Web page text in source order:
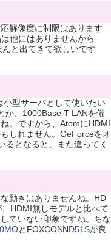
解像度に制限はあります
他にはありませんから
と出てきて欲しいです
型サーバとして使いたい
か、1000Base-T LANを備
。ですから、AtomにHDMI
しれません。GeForceをオ
るとなると、また違ってく
動きはありませんね。HD
HDMI無しモデルと比べて
ていない印象ですね。ちな
とFOXCONND51Sが良